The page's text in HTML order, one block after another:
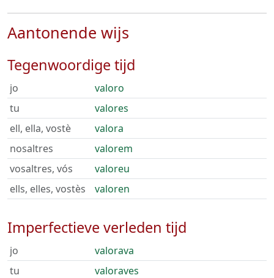
Aantonende wijs
Tegenwoordige tijd
jo
valoro
tu
valores
ell, ella, vostè
valora
nosaltres
valorem
vosaltres, vós
valoreu
ells, elles, vostès
valoren
Imperfectieve verleden tijd
jo
valorava
tu
valoraves